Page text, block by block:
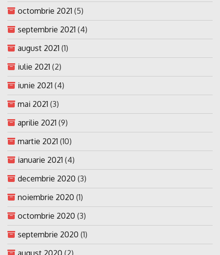
octombrie 2021 (5)
septembrie 2021 (4)
august 2021 (1)
iulie 2021 (2)
iunie 2021 (4)
mai 2021 (3)
aprilie 2021 (9)
martie 2021 (10)
ianuarie 2021 (4)
decembrie 2020 (3)
noiembrie 2020 (1)
octombrie 2020 (3)
septembrie 2020 (1)
august 2020 (2)